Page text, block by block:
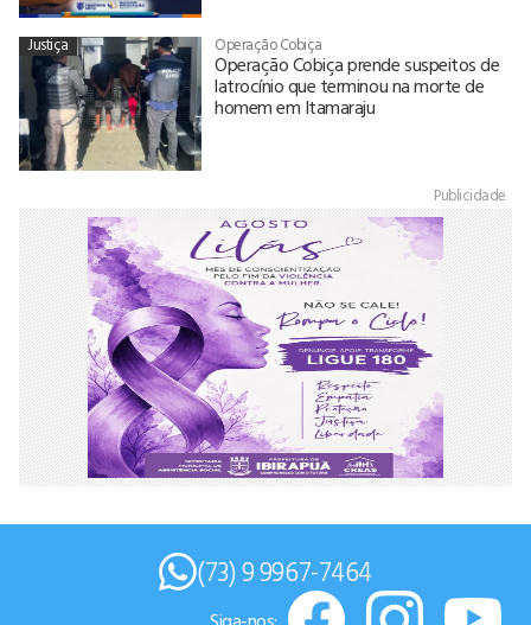
Justiça Operação Cobiça
Operação Cobiça prende suspeitos de
latrocínio que terminou na morte de
homem em Itamaraju
Publicidade
(73) 9 9967-7464